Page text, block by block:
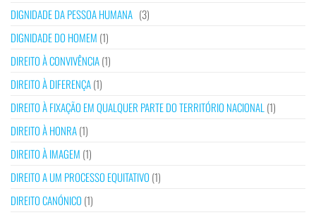
DIGNIDADE DA PESSOA HUMANA (3)
DIGNIDADE DO HOMEM (1)
DIREITO À CONVIVÊNCIA(1)
DIREITO À DIFERENÇA(1)
DIREITO À FIXAÇÃO EM QUALQUER PARTE DO TERRITÓRIO NACIONAL (1)
DIREITO À HONRA(1)
DIREITO À IMAGEM (1)
DIREITO A UM PROCESSO EQUITATIVO (1)
DIREITO CANÓNICO (1)